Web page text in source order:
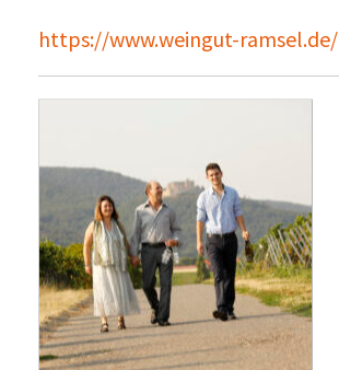
https://www.weingut-ramsel.de/